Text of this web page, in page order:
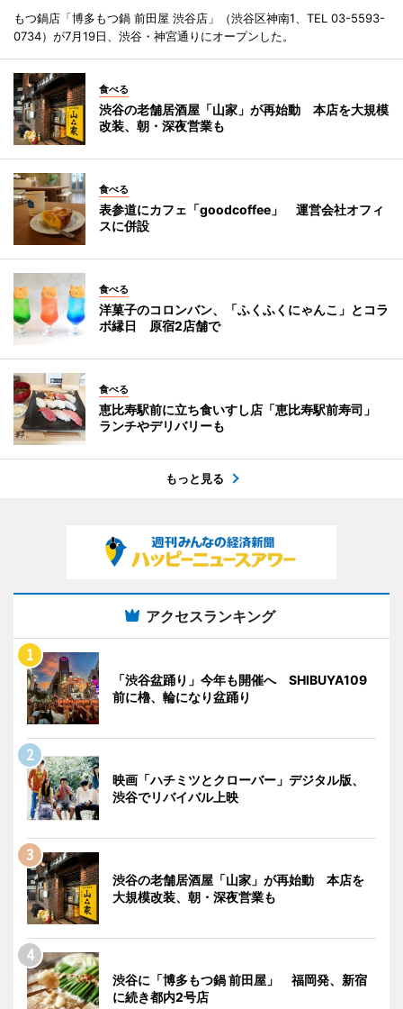
もつ鍋店「博多もつ鍋 前田屋 渋谷店」（渋谷区神南1、TEL 03-5593-
0734）が7月19日、渋谷・神宮通りにオープンした。
食べる
渋谷の老舗居酒屋「山家」が再始動 本店を大規模
改装、朝・深夜営業も
食べる
表参道にカフェ「goodcoffee」 運営会社オフィ
スに併設
食べる
洋菓子のコロンバン、「ふくふくにゃんこ」とコラ
ボ縁日 原宿2店舗で
食べる
恵比寿駅前に立ち食いすし店「恵比寿駅前寿司」
ランチやデリバリーも
もっと見る
アクセスランキング
「渋谷盆踊り」今年も開催へ SHIBUYA109
前に櫓、輪になり盆踊り
映画「ハチミツとクローバー」デジタル版、
渋谷でリバイバル上映
渋谷の老舗居酒屋「山家」が再始動 本店を
大規模改装、朝・深夜営業も
渋谷に「博多もつ鍋 前田屋」 福岡発、新宿
に続き都内2号店